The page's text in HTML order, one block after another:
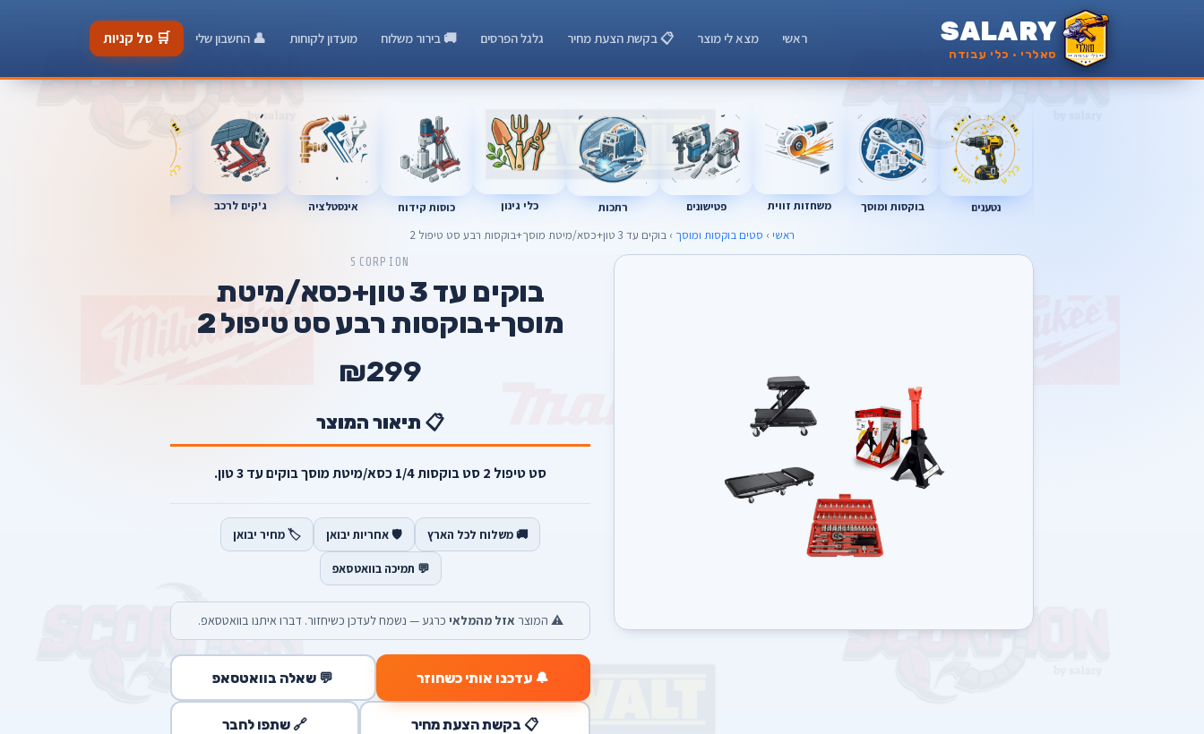
SALARY
סאלרי · כלי עבודה
ראשי מצא לי מוצר 📋 בקשת הצעת מחיר גלגל הפרסים 🚚 בירור משלוח מועדון לקוחות 👤 החשבון שלי 🛒 סל קניות
נטענים בוקסות ומוסך משחזות זווית פטישונים רתכות כלי גינון כוסות קידוח אינסטלציה ג'קים לרכב
ראשי › סטים בוקסות ומוסך › בוקים עד 3 טון+כסא/מיטת מוסך+בוקסות רבע סט טיפול 2
SCORPION
בוקים עד 3 טון+כסא/מיטת
מוסך+בוקסות רבע סט טיפול 2
₪299
📋 תיאור המוצר
סט טיפול 2 סט בוקסות 1/4 כסא/מיטת מוסך בוקים עד 3 טון.
🚚 משלוח לכל הארץ 🛡️ אחריות יבואן 🏷️ מחיר יבואן
💬 תמיכה בוואטסאפ
⚠️ המוצר אזל מהמלאי כרגע — נשמח לעדכן כשיחזור. דברו איתנו בוואטסאפ.
🔔 עדכנו אותי כשחוזר 💬 שאלה בוואטסאפ
📋 בקשת הצעת מחיר 🔗 שתפו לחבר